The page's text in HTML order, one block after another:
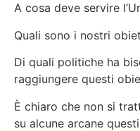
A cosa deve servire
Quali sono i nostri
Di quali politiche ha
raggiungere questi
È chiaro che non si
su alcune arcane